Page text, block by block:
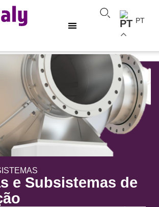
PT
e Subsistemas de